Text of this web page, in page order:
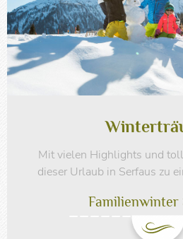
Mit vielen Highlights und
dieser Urlaub in Serfaus zu
Familienwinter